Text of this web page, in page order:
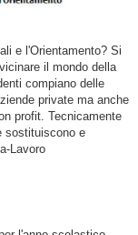
e l'Orientamento? Si
il mondo della
compiano delle
private ma anche
profit. Tecnicamente
sostituiscono e
Lavoro